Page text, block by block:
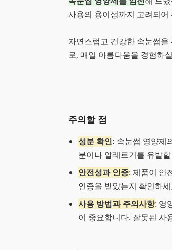
사용의 용이성까지 고려되어
자연스럽고 건강한 속눈썹
로, 매일 아름다움을 경험하
주의할 점
성분 확인: 속눈썹 영양제
분이나 알레르기를 유발
안전성과 인증: 제품이 안
인증을 받았는지 확인하
사용 방법과 주의사항: 영
이 중요합니다. 잘못된 사